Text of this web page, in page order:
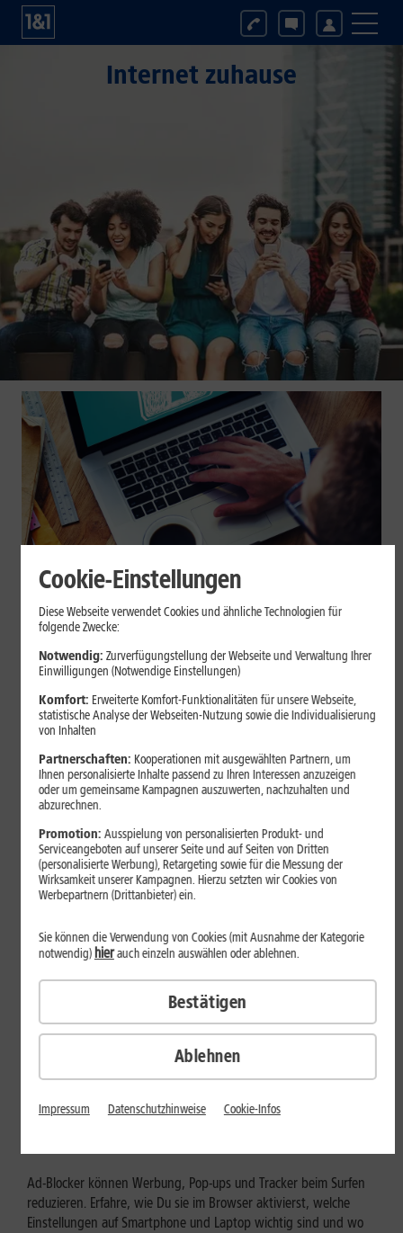
Internet zuhause
Internet zuhause
Browser-Erweiterungen sicher
nutzen: So erkennst Du
vertrauenswürdige Add-ons
Browser-Erweiterungen können praktisch sein, greifen aber je
nach Berechtigung tief in Deine Browserdaten ein. Der Beitrag
zeigt Dir, wie Du Add-ons vor der Installation prüfst und riskante
Erweiterungen erkennst.
Mehr erfahren
Internet zuhause
Ad-Blocker aktivieren: Werbung
Ad-Blocker können Werbung, Pop-ups und Tracker beim Surfen
reduzieren. Erfahre, wie Du sie im Browser aktivierst, welche
Einstellungen auf Smartphone und Laptop wichtig sind und wo
Cookie-Einstellungen
Diese Webseite verwendet Cookies und ähnliche Technologien für
folgende Zwecke:
Notwendig: Zurverfügungstellung der Webseite und Verwaltung Ihrer
Einwilligungen (Notwendige Einstellungen)
Komfort: Erweiterte Komfort-Funktionalitäten für unsere Webseite,
statistische Analyse der Webseiten-Nutzung sowie die Individualisierung
von Inhalten
Partnerschaften: Kooperationen mit ausgewählten Partnern, um
Ihnen personalisierte Inhalte passend zu Ihren Interessen anzuzeigen
oder um gemeinsame Kampagnen auszuwerten, nachzuhalten und
abzurechnen.
Promotion: Ausspielung von personalisierten Produkt- und
Serviceangeboten auf unserer Seite und auf Seiten von Dritten
(personalisierte Werbung), Retargeting sowie für die Messung der
Wirksamkeit unserer Kampagnen. Hierzu setzten wir Cookies von
Werbepartnern (Drittanbieter) ein.
Ablehnen
Sie können die Verwendung von Cookies (mit Ausnahme der Kategorie
notwendig) hierauch einzeln auswählen oder ablehnen.
Bestätigen
Impressum Datenschutzhinweise Cookie-Infos